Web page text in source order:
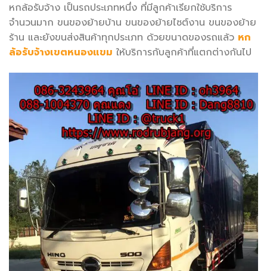
หกล้อรับจ้าง เป็นรถประเภทหนึ่ง ที่มีลูกค้าเรียกใช้บริการ
จำนวนมาก ขนของย้ายบ้าน ขนของย้ายไซต์งาน ขนของย้าย
ร้าน และยังขนส่งสินค้าทุกประเภท ด้วยขนาดของรถแล้ว หก
ล้อรับจ้างเขตหนองแขม ให้บริการกับลูกค้าที่แตกต่างกันไป